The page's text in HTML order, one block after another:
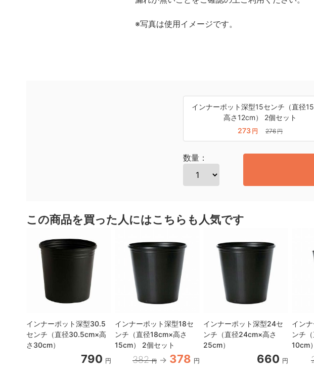
※写真は使用イメージです。
インナーポット深型15センチ（直径
高さ12cm） 2個セット
273 円 276円
数量：
この商品を買った人にはこちらも人気です
インナーポット深型30.5
センチ（直径30.5cm×高
さ30cm）
790 円
インナーポット深型18セ
ンチ（直径18cm×高さ
15cm） 2個セット
382 円 378 円
インナーポット深型24セ
ンチ（直径24cm×高さ
25cm）
660 円
イン
ンチ
10cm